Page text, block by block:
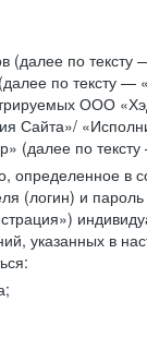
(далее по
по тексту
ООО
Сайта»/
(далее по
определенное в
(логин) и
указанных в